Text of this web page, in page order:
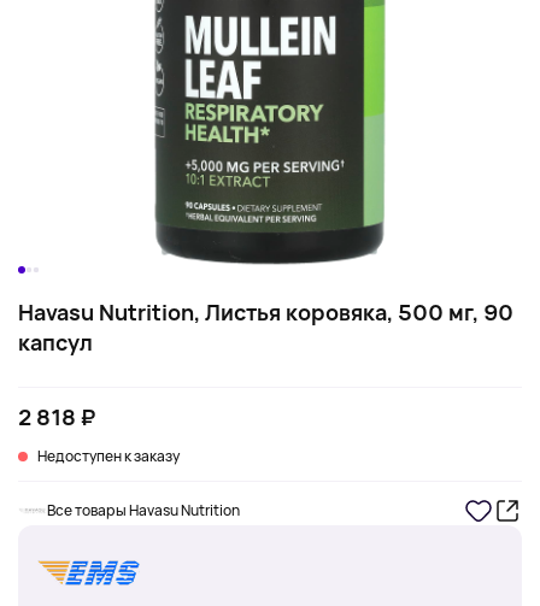
Havasu Nutrition, Листья коровяка, 500 мг, 90
капсул
2 818 ₽
Недоступен к заказу
Все товары Havasu Nutrition